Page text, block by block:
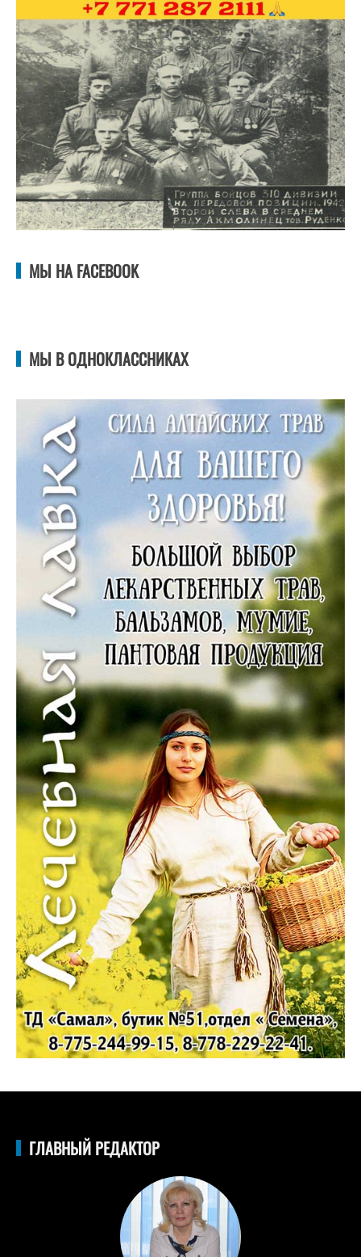
МЫ НА FACEBOOK
МЫ В ОДНОКЛАССНИКАХ
ГЛАВНЫЙ РЕДАКТОР